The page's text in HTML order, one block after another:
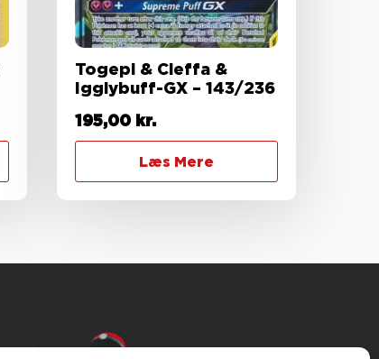
Togepi & Cleffa &
Igglybuff-GX – 143/236
195,00 kr.
Læs Mere